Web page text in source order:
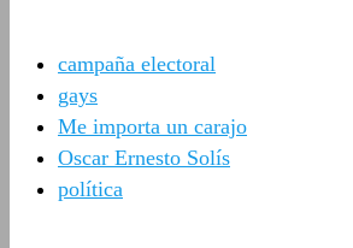
campaña electoral
gays
Me importa un carajo
Oscar Ernesto Solís
política